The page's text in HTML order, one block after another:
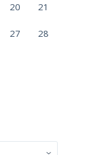
20 21
27 28